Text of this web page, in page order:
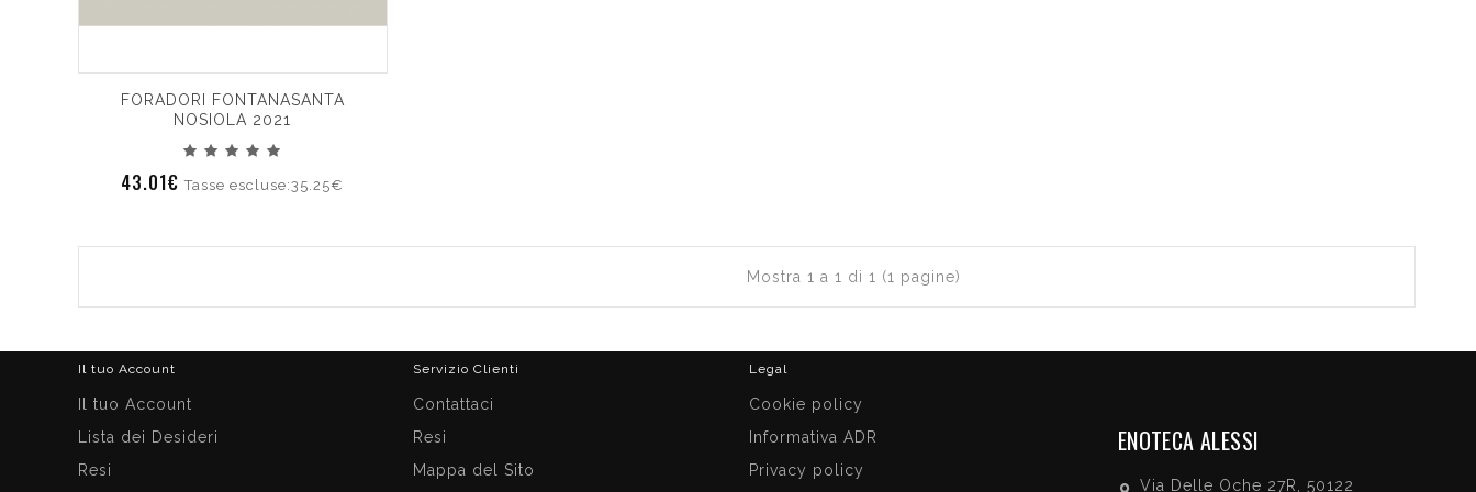
FORADORI FONTANASANTA
NOSIOLA 2021
43.01€Tasse escluse:35.25€
Mostra 1 a 1 di 1 (1 pagine)
Legal
Cookie policy
Informativa ADR
Privacy policy
Servizio Clienti
Contattaci
Resi
Mappa del Sito
Il tuo Account
Il tuo Account
Lista dei Desideri
Resi
ENOTECA ALESSI
Via Delle Oche 27R, 50122